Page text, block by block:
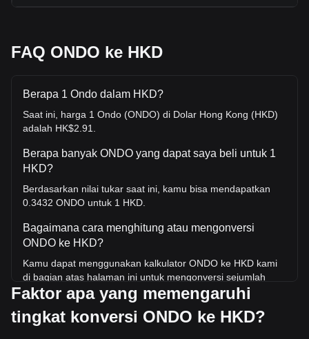
FAQ ONDO ke HKD
Berapa 1 Ondo dalam HKD?
Saat ini, harga 1 Ondo (ONDO) di Dolar Hong Kong (HKD)
adalah HK$2.91.
Berapa banyak ONDO yang dapat saya beli untuk 1
HKD?
Berdasarkan nilai tukar saat ini, kamu bisa mendapatkan
0.3432 ONDO untuk 1 HKD.
Bagaimana cara menghitung atau mengonversi
ONDO ke HKD?
Kamu dapat menggunakan kalkulator ONDO ke HKD kami
di bagian atas halaman ini untuk mengonversi sejumlah
ONDO ke HKD. Kami juga menyertakan tabel referensi
cepat untuk konversi yang paling populer. Misalnya, 5 HKD
setara dengan 1.72 ONDO, sedangkan 5 ONDO akan
Faktor apa yang memengaruhi
tingkat konversi ONDO ke HKD?